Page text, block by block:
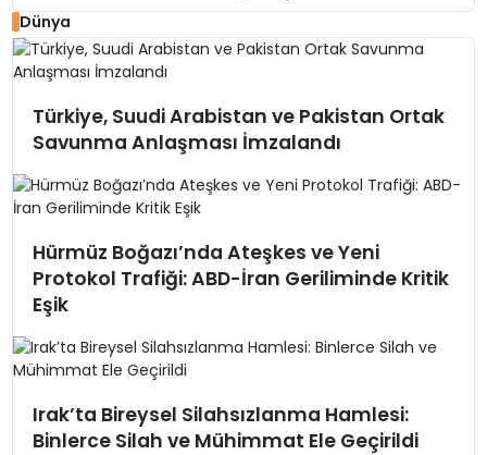
Dünya
Türkiye, Suudi Arabistan ve Pakistan Ortak
Savunma Anlaşması İmzalandı
Hürmüz Boğazı’nda Ateşkes ve Yeni
Protokol Trafiği: ABD-İran Geriliminde Kritik
Eşik
Irak’ta Bireysel Silahsızlanma Hamlesi:
Binlerce Silah ve Mühimmat Ele Geçirildi